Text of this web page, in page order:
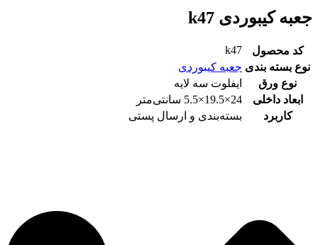
جعبه کیبوردی k47
کد محصول
k47
نوع بسته بندی جعبه کیبوردی
نوع ورق
ایفلوت سه لایه
ابعاد داخلی
24×19.5×5.5 سانتی‌متر
کاربرد
بسته‌بندی و ارسال پستی